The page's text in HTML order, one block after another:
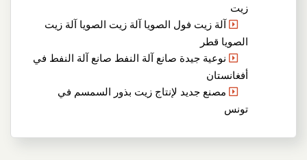
زيت
آلة زيت فول الصويا آلة زيت الصويا آلة زيت
الصويا قطر
نوعية جيدة صانع آلة النفط صانع آلة النفط في
أفغانستان
مصنع جديد لإنتاج زيت بذور السمسم في
تونس